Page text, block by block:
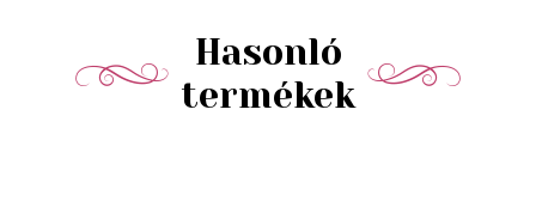
Hasonló
termékek